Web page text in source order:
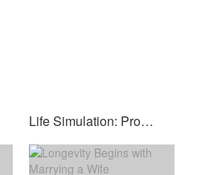
Life Simulation: Propose Marriage To Kushina Uzumaki at the Beginning of the Game